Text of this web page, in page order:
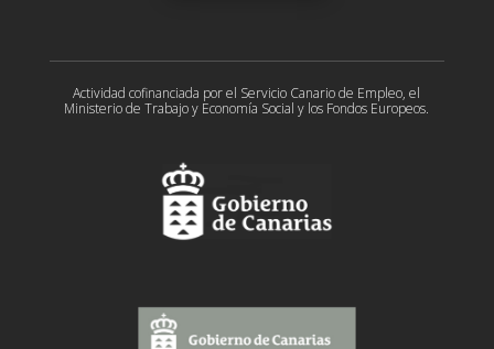
Actividad cofinanciada por el Servicio Canario de Empleo, el
Ministerio de Trabajo y Economía Social y los Fondos Europeos.